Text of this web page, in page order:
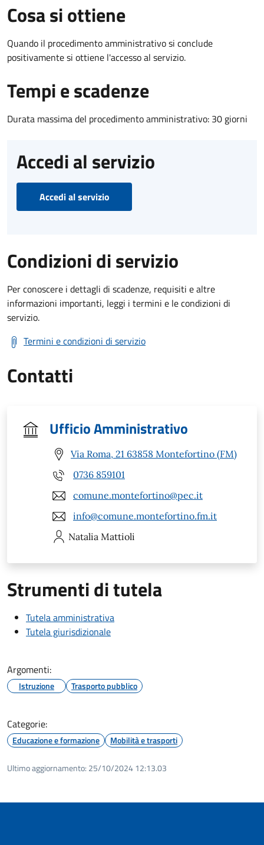
Cosa si ottiene
Quando il procedimento amministrativo si conclude
positivamente si ottiene l'accesso al servizio.
Tempi e scadenze
Durata massima del procedimento amministrativo: 30 giorni
Accedi al servizio
Accedi al servizio
Condizioni di servizio
Per conoscere i dettagli di scadenze, requisiti e altre
informazioni importanti, leggi i termini e le condizioni di
servizio.
Termini e condizioni di servizio
Contatti
Ufficio Amministrativo
Via Roma, 21 63858 Montefortino (FM)
0736 859101
comune.montefortino@pec.it
info@comune.montefortino.fm.it
Natalia Mattioli
Strumenti di tutela
Tutela amministrativa
Tutela giurisdizionale
Argomenti:
Istruzione Trasporto pubblico
Categorie:
Educazione e formazione Mobilità e trasporti
Ultimo aggiornamento: 25/10/2024 12:13.03